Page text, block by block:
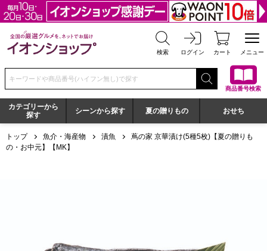
全国の厳選グルメを、ネットでお届け イオンショップ
検索 ログイン カート メニュー
検索キーワードまたは商品番号を入力してください
商品番号検索
カテゴリーから
探す
シーンから探す 夏の贈りもの おせち
トップ 魚介・海産物 漬魚
蔦の家 京華漬け(5種5枚)【夏の贈りも
の・お中元】【MK】